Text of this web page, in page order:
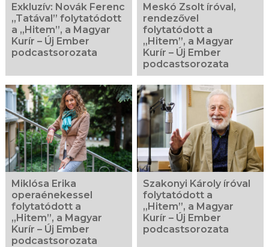
Exkluzív: Novák Ferenc
„Tatával” folytatódott
a „Hitem”, a Magyar
Kurír – Új Ember
podcastsorozata
Meskó Zsolt íróval,
rendezővel
folytatódott a
„Hitem”, a Magyar
Kurír – Új Ember
podcastsorozata
Miklósa Erika
operaénekessel
folytatódott a
„Hitem”, a Magyar
Kurír – Új Ember
podcastsorozata
Szakonyi Károly íróval
folytatódott a
„Hitem”, a Magyar
Kurír – Új Ember
podcastsorozata